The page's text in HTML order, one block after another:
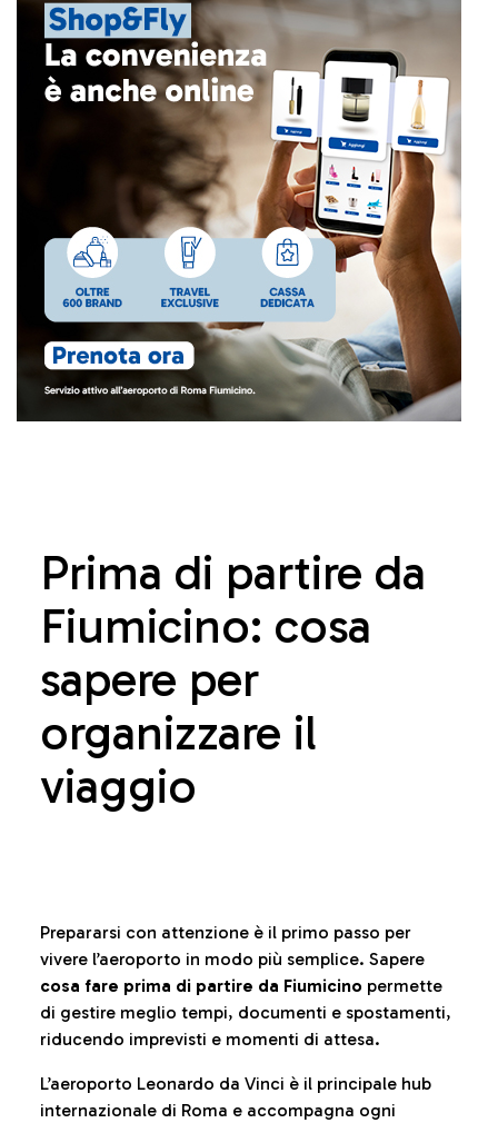
Prima di partire da
Fiumicino: cosa
sapere per
organizzare il
viaggio
Prepararsi con attenzione è il primo passo per
vivere l’aeroporto in modo più semplice. Sapere
cosa fare prima di partire da Fiumicino permette
di gestire meglio tempi, documenti e spostamenti,
riducendo imprevisti e momenti di attesa.
L’aeroporto Leonardo da Vinci è il principale hub
internazionale di Roma e accompagna ogni